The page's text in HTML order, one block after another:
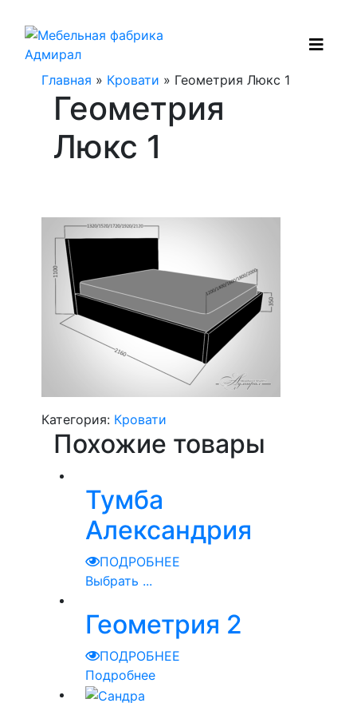
Главная » Кровати » Геометрия Люкс 1
Геометрия
Люкс 1
Категория: Кровати
Похожие товары
Тумба
Александрия
ПОДРОБНЕЕ
Выбрать ...
Геометрия 2
ПОДРОБНЕЕ
Подробнее